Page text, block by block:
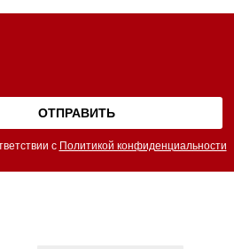
с Политикой конфиденциальности